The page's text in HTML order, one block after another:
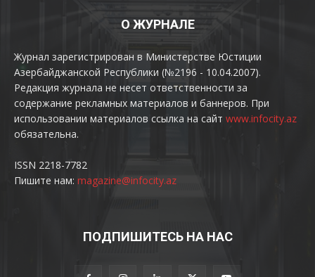
О ЖУРНАЛЕ
Журнал зарегистрирован в Министерстве Юстиции
Азербайджанской Республики (№2196 - 10.04.2007).
Редакция журнала не несет ответственности за
содержание рекламных материалов и баннеров. При
использовании материалов ссылка на сайт www.infocity.az
обязательна.
ISSN 2218-7782
Пишите нам: magazine@infocity.az
ПОДПИШИТЕСЬ НА НАС